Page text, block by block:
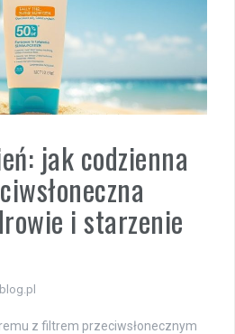
jak codzienna
i starzenie
z filtrem przeciwsłonecznym